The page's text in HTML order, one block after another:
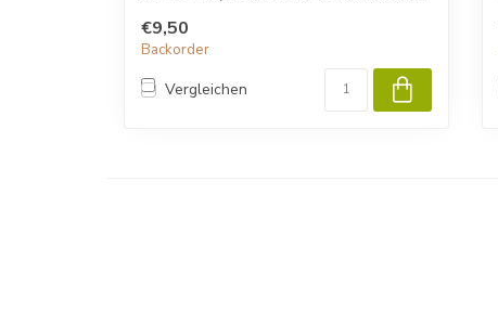
€9,50
Backorder
Vergleichen